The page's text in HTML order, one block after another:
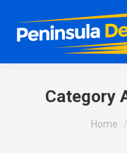
Category
You are
Home